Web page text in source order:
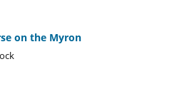
on the Myron